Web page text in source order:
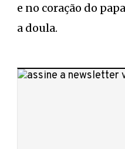
e no coração do
a doula.